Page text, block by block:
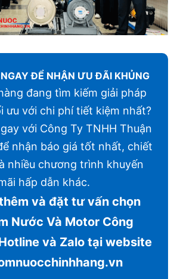
ĐỂ NHẬN ƯU ĐÃI KHỦNG
đang tìm kiếm giải pháp
ưu với chi phí tiết kiệm nhất?
với Công Ty TNHH Thuận
nhận báo giá tốt nhất, chiết
nhiều chương trình khuyến
hấp dẫn khác.
và đặt tư vấn chọn
Nước Và Motor Công
và Zalo tại website